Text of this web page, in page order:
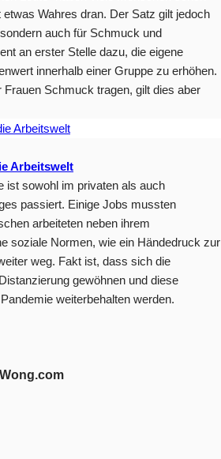
Wahres dran. Der Satz gilt jedoch
auch für Schmuck und
an erster Stelle dazu, die eigene
innerhalb einer Gruppe zu erhöhen.
Schmuck tragen, gilt dies aber
Arbeitswelt
ist sowohl im privaten als auch
passiert. Einige Jobs mussten
arbeiteten neben ihrem
soziale Normen, wie ein Händedruck zur
weg. Fakt ist, dass sich die
gewöhnen und diese
weiterbehalten werden.